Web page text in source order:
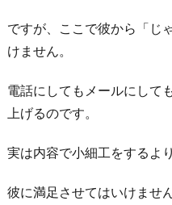
ですが、ここで彼から「じ
けません。
電話にしてもメールにして
上げるのです。
実は内容で小細工をするよ
彼に満足させてはいけません